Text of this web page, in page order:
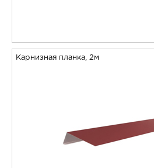
Карнизная планка, 2м